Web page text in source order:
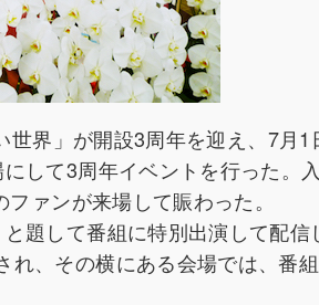
界」が開設3周年を迎え、7月1
して3周年イベントを行った。
ァンが来場して賑わった。
題して番組に特別出演して配信
、その横にある会場では、番